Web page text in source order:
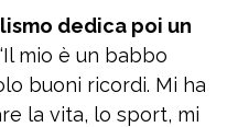
dedica poi un
mio è un babbo
buoni ricordi. Mi ha
la vita, lo sport, mi